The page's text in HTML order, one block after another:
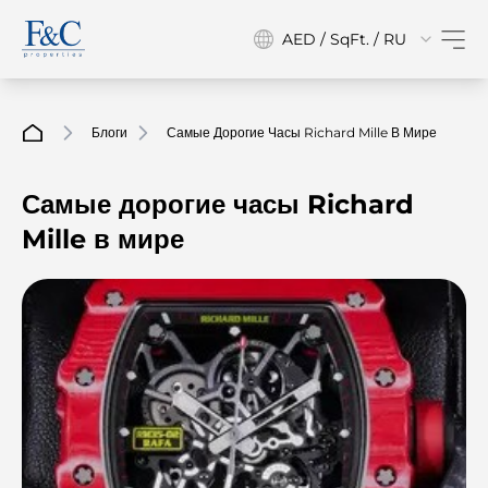
AED / SqFt. / RU
Блоги Самые Дорогие Часы Richard Mille В Мире
Самые дорогие часы Richard
Mille в мире